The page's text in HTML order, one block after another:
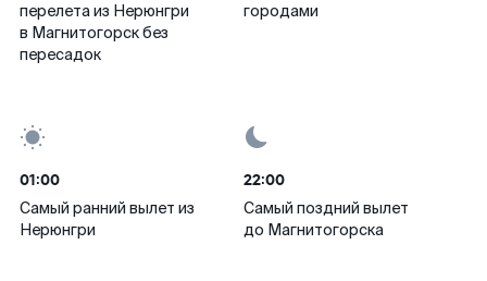
перелета из Нерюнгри
в Магнитогорск без
пересадок
городами
01:00
Самый ранний вылет из
Нерюнгри
22:00
Самый поздний вылет
до Магнитогорска